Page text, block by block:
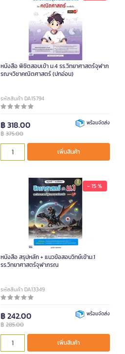
หนังสือ พิชิตสอบเข้า ม.4 รร.วิทยาศาสตร์จุฬาภ
รณฯวิชาคณิตศาสตร์ (ปกอ่อน)
รหัสสินค้า DA15794
฿ 318.00
฿375.00
พร้อมจัดส่ง
เพิ่มสินค้า
- 15 %
หนังสือ สรุปหลัก + แนวข้อสอบวิทย์เข้าม.1
รร.วิทยาศาสตร์จุฬาภรณ
รหัสสินค้า DA13349
฿ 242.00
฿285.00
พร้อมจัดส่ง
เพิ่มสินค้า